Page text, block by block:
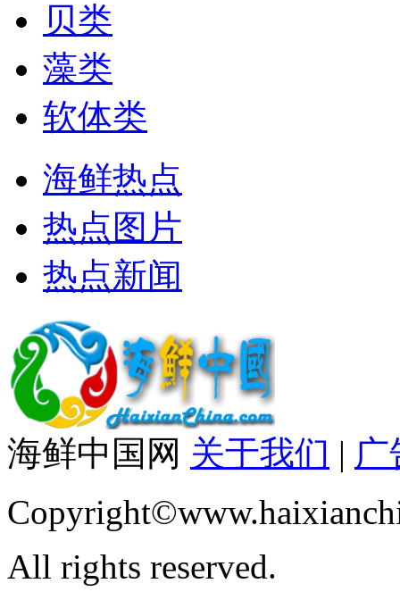
贝类
藻类
软体类
海鲜热点
热点图片
热点新闻
海鲜中国网 关于我们 | 广
All rights reserved.